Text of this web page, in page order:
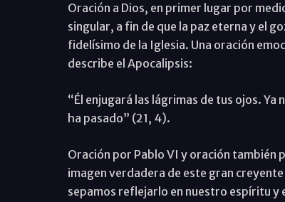
Oración a Dios, en primer lugar por
singular, a fin de que la paz eterna y el
fidelísimo de la Iglesia. Una oración
describe el Apocalipsis:
“Él enjugará las lágrimas de tus ojos.
ha pasado” (21, 4).
Oración por Pablo VI y oración también
imagen verdadera de este gran
sepamos reflejarlo en nuestro espíritu